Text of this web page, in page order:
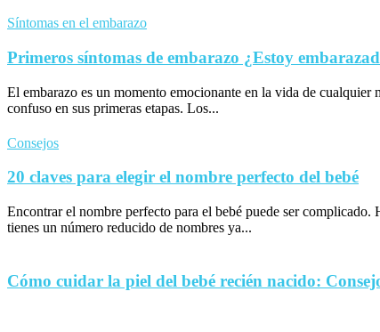
Síntomas en el embarazo
Primeros síntomas de embarazo ¿Estoy
El embarazo es un momento emocionante en la vida de cualquier
confuso en sus primeras etapas. Los...
Consejos
20 claves para elegir el nombre perfecto del bebé
Encontrar el nombre perfecto para el bebé puede ser
tienes un número reducido de nombres ya...
Cómo cuidar la piel del bebé recién nacido: